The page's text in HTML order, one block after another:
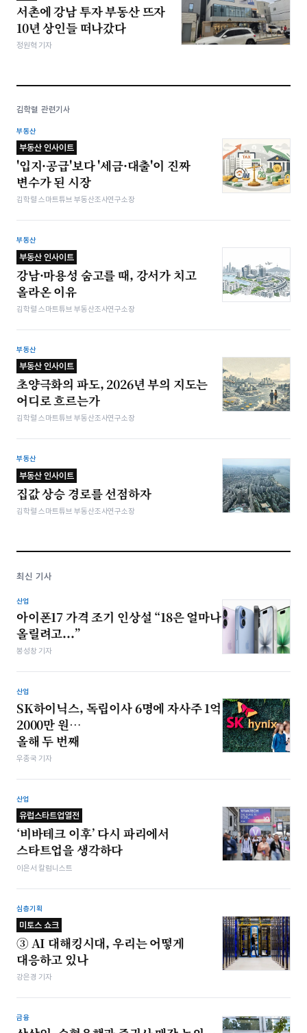
서촌에 강남 투자 부동산 뜨자
10년 상인들 떠나갔다
정원혁 기자
김학렬 관련기사
부동산
부동산 인사이트
'입지·공급'보다 '세금·대출'이 진짜
변수가 된 시장
김학렬 스마트튜브 부동산조사연구소장
부동산
부동산 인사이트
강남·마용성 숨고를 때, 강서가 치고
올라온 이유
김학렬 스마트튜브 부동산조사연구소장
부동산
부동산 인사이트
초양극화의 파도, 2026년 부의 지도는
어디로 흐르는가
김학렬 스마트튜브 부동산조사연구소장
부동산
부동산 인사이트
집값 상승 경로를 선점하자
김학렬 스마트튜브 부동산조사연구소장
최신 기사
산업
아이폰17 가격 조기 인상설 “18은 얼마나
올릴려고...”
봉성창 기자
산업
SK하이닉스, 독립이사 6명에 자사주 1억
2000만 원…
올해 두 번째
우종국 기자
산업
유럽스타트업열전
‘비바테크 이후’ 다시 파리에서
스타트업을 생각하다
이은서 칼럼니스트
심층기획
미토스 쇼크
③ AI 대해킹시대, 우리는 어떻게
대응하고 있나
강은경 기자
금융